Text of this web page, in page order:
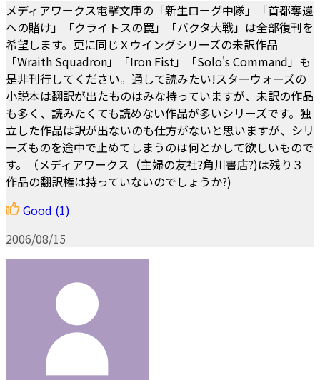
メディアワークス電撃文庫の「新生ローグ中隊」「首都奪還
への賭け」「クライトスの罠」「バクタ大戦」は全部復刊を
希望します。更に同じＸウイングシリーズの未訳作品
「Wraith Squadron」「Iron Fist」「Solo's Command」も
是非刊行してください。通して読みたい!スターウォーズの
小説本は翻訳が出たものはみな持っていますが、未訳の作品
も多く、読みたくても読めない作品が多いシリーズです。独
立した作品は訳が出ないのも仕方がないと思いますが、シリ
ーズものを途中で止めてしまうのは何とかして欲しいもので
す。（メディアワークス（主婦の友社?角川書店?)は残り３
作品の翻訳権は持っていないのでしょうか?)
Good (1)
2006/08/15